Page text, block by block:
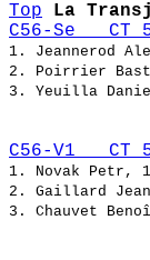
Top
La
C56-Se
1.
2. Poirrier
3.
C56-V1
1. Novak
2. Gaillard
3.